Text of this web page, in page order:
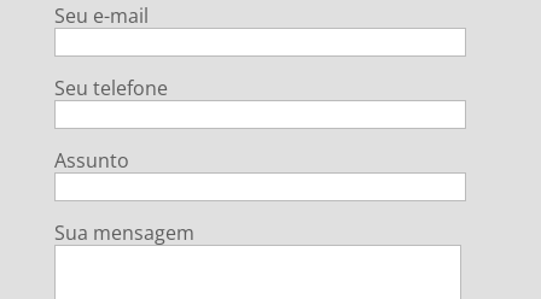
Seu e-mail
Seu telefone
Assunto
Sua mensagem